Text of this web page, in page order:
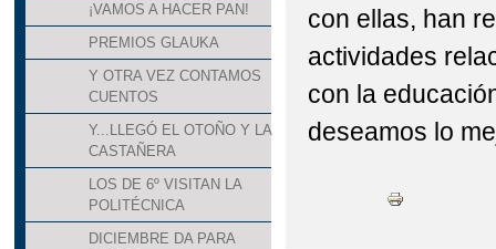
¡VAMOS A HACER PAN!
PREMIOS GLAUKA
Y OTRA VEZ CONTAMOS
CUENTOS
Y...LLEGÓ EL OTOÑO Y LA
CASTAÑERA
LOS DE 6º VISITAN LA
POLITÉCNICA
DICIEMBRE DA PARA
con ellas, han
actividades
con la
deseamos lo